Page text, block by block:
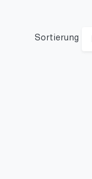
Sortierung